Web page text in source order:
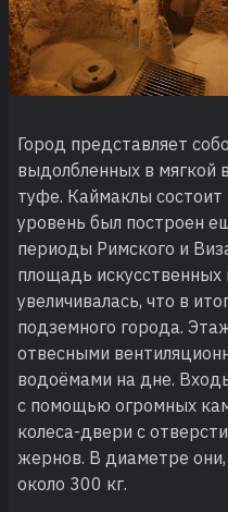
Город представляет
выдолбленных в мягкой
туфе. Каймаклы
уровень был построен
периоды Римского и
площадь
увеличивалась, что в
подземного города.
отвесными
водоёмами на дне.
с помощью огромных
колеса-двери с
жернов. В диаметре
около 300 кг.